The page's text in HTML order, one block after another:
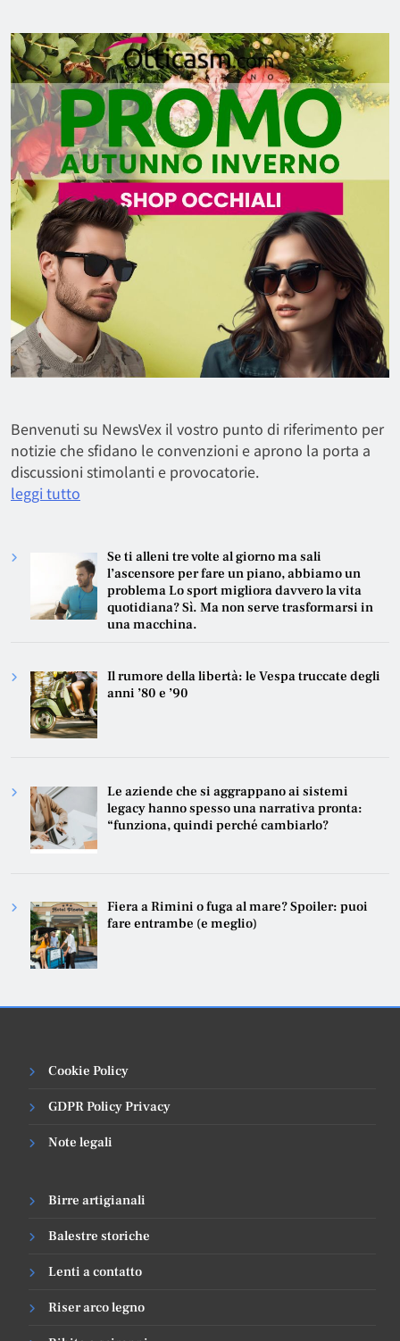
Benvenuti su NewsVex il vostro punto di riferimento per
notizie che sfidano le convenzioni e aprono la porta a
discussioni stimolanti e provocatorie.
leggi tutto
Se ti alleni tre volte al giorno ma sali
l’ascensore per fare un piano, abbiamo un
problema Lo sport migliora davvero la vita
quotidiana? Sì. Ma non serve trasformarsi in
una macchina.
Il rumore della libertà: le Vespa truccate degli
anni ’80 e ’90
Le aziende che si aggrappano ai sistemi
legacy hanno spesso una narrativa pronta:
“funziona, quindi perché cambiarlo?
Fiera a Rimini o fuga al mare? Spoiler: puoi
fare entrambe (e meglio)
Cookie Policy
GDPR Policy Privacy
Note legali
Birre artigianali
Balestre storiche
Lenti a contatto
Riser arco legno